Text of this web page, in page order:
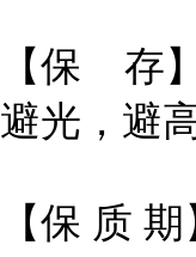
【保 存
避光，避
【保 质